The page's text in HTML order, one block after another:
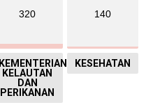
320
KEMENTERIAN
KELAUTAN
DAN
PERIKANAN
140
KESEHATAN